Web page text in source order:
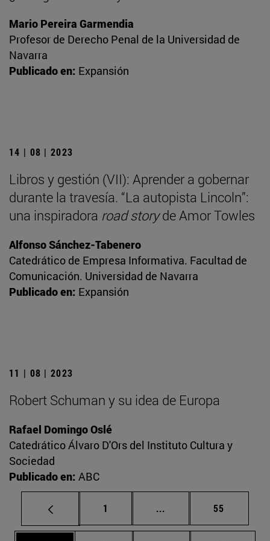
Mario Pereira Garmendia
Profesor de Derecho Penal de la Universidad de
Navarra
Publicado en: Expansión
14 | 08 | 2023
Libros y gestión (VII): Aprender a gobernar
durante la travesía. “La autopista Lincoln”:
una inspiradora road storyde Amor Towles
Alfonso Sánchez-Tabenero
Catedrático de Empresa Informativa. Facultad de
Comunicación. Universidad de Navarra
Publicado en: Expansión
11 | 08 | 2023
Robert Schuman y su idea de Europa
Rafael Domingo Oslé
Catedrático Álvaro D'Ors del Instituto Cultura y
Sociedad
Publicado en: ABC
Página
1 ... Páginas intermedias
Página
55